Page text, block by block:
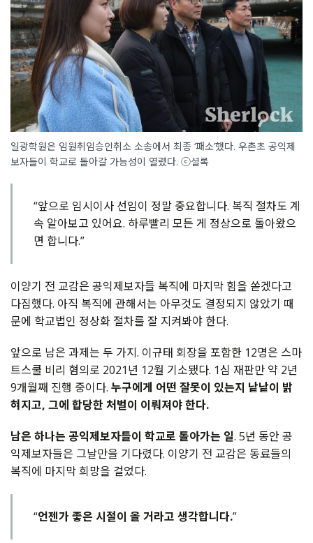
일광학원은 임원취임승인취소 소송에서 최종 ‘패소’했다. 우촌초 공익제
보자들이 학교로 돌아갈 가능성이 열렸다. ⓒ셜록
“앞으로 임시이사 선임이 정말 중요합니다. 복직 절차도 계
속 알아보고 있어요. 하루빨리 모든 게 정상으로 돌아왔으
면 합니다.”
이양기 전 교감은 공익제보자들 복직에 마지막 힘을 쏟겠다고
다짐했다. 아직 복직에 관해서는 아무것도 결정되지 않았기 때
문에 학교법인 정상화 절차를 잘 지켜봐야 한다.
앞으로 남은 과제는 두 가지. 이규태 회장을 포함한 12명은 스마
트스쿨 비리 혐의로 2021년 12월 기소됐다. 1심 재판만 약 2년
9개월째 진행 중이다. 누구에게 어떤 잘못이 있는지 낱낱이 밝
혀지고, 그에 합당한 처벌이 이뤄져야 한다.
남은 하나는 공익제보자들이 학교로 돌아가는 일. 5년 동안 공
익제보자들은 그날만을 기다렸다. 이양기 전 교감은 동료들의
복직에 마지막 희망을 걸었다.
“언젠가 좋은 시절이 올 거라고 생각합니다.”